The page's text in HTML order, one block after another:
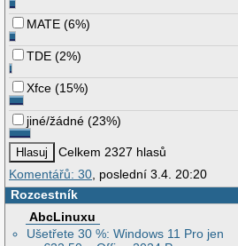
MATE (6%)
TDE (2%)
Xfce (15%)
jiné/žádné (23%)
Celkem 2327 hlasů
Komentářů: 30, poslední 3.4. 20:20
Rozcestník
AbcLinuxu
Ušetřete 30 %: Windows 11 Pro jen